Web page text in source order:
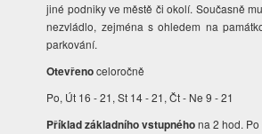
jiné podniky ve městě či okolí. Současně
nezvládlo, zejména s ohledem na
parkování.
Otevřenoceloročně
Po, Út 16 - 21, St 14 - 21, Čt - Ne 9 - 21
Příklad základního vstupnéhona 2 hod. Po